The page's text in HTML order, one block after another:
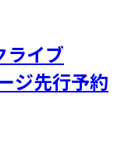
ライブ
ジ先行予約